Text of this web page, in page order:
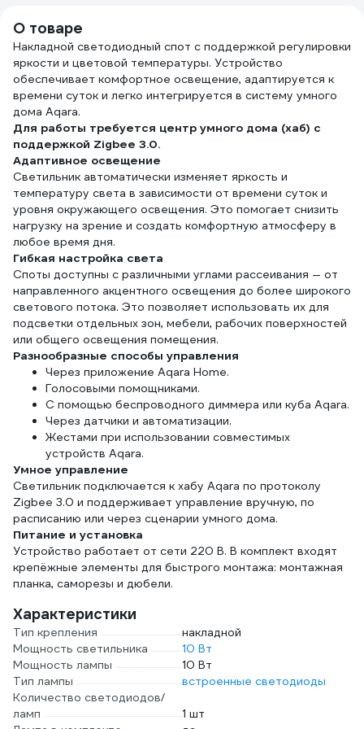
О товаре
Накладной светодиодный спот с поддержкой регулировки
яркости и цветовой температуры. Устройство
обеспечивает комфортное освещение, адаптируется к
времени суток и легко интегрируется в систему умного
дома Aqara.
Для работы требуется центр умного дома (хаб) с
поддержкой Zigbee 3.0.
Адаптивное освещение
Светильник автоматически изменяет яркость и
температуру света в зависимости от времени суток и
уровня окружающего освещения. Это помогает снизить
нагрузку на зрение и создать комфортную атмосферу в
любое время дня.
Гибкая настройка света
Споты доступны с различными углами рассеивания — от
направленного акцентного освещения до более широкого
светового потока. Это позволяет использовать их для
подсветки отдельных зон, мебели, рабочих поверхностей
или общего освещения помещения.
Разнообразные способы управления
Через приложение Aqara Home.
Голосовыми помощниками.
С помощью беспроводного диммера или куба Aqara.
Через датчики и автоматизации.
Жестами при использовании совместимых
устройств Aqara.
Умное управление
Светильник подключается к хабу Aqara по протоколу
Zigbee 3.0 и поддерживает управление вручную, по
расписанию или через сценарии умного дома.
Питание и установка
Устройство работает от сети 220 В. В комплект входят
крепёжные элементы для быстрого монтажа: монтажная
планка, саморезы и дюбели.
Характеристики
Тип крепления
накладной
Мощность светильника
10 Вт
Мощность лампы
10 Вт
Тип лампы
встроенные светодиоды
Количество светодиодов/
ламп
1 шт